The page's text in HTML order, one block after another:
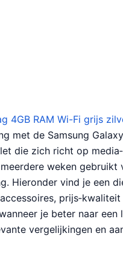
4GB RAM Wi-Fi grijs
met de Samsung
die zich richt op
weken gebruikt
Hieronder vind je een
je beter naar een
vergelijkingen en